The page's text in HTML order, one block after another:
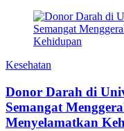
Kesehatan
Donor Darah di
Semangat
Menyelamatkan